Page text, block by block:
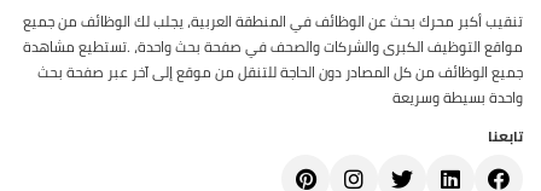
تنقيب أكبر محرك بحث عن الوظائف في المنطقة العربية، يجلب لك الوظائف من جميع
مواقع التوظيف الكبرى والشركات والصحف في صفحة بحث واحدة، .تستطيع مشاهدة
جميع الوظائف من كل المصادر دون الحاجة للتنقل من موقع إلى آخر عبر صفحة بحث
واحدة بسيطة وسريعة
تابعنا